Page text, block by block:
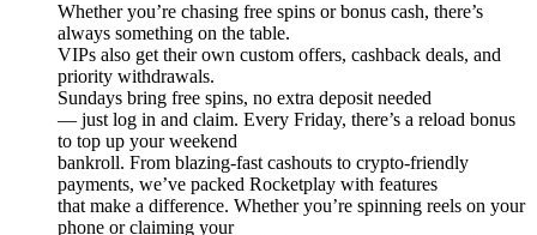
Whether you’re chasing free spins or bonus cash, there’s
always something on the table.
VIPs also get their own custom offers, cashback deals, and
priority withdrawals.
Sundays bring free spins, no extra deposit needed
— just log in and claim. Every Friday, there’s a reload bonus
to top up your weekend
bankroll. From blazing-fast cashouts to crypto-friendly
payments, we’ve packed Rocketplay with features
that make a difference. Whether you’re spinning reels on your
phone or claiming your